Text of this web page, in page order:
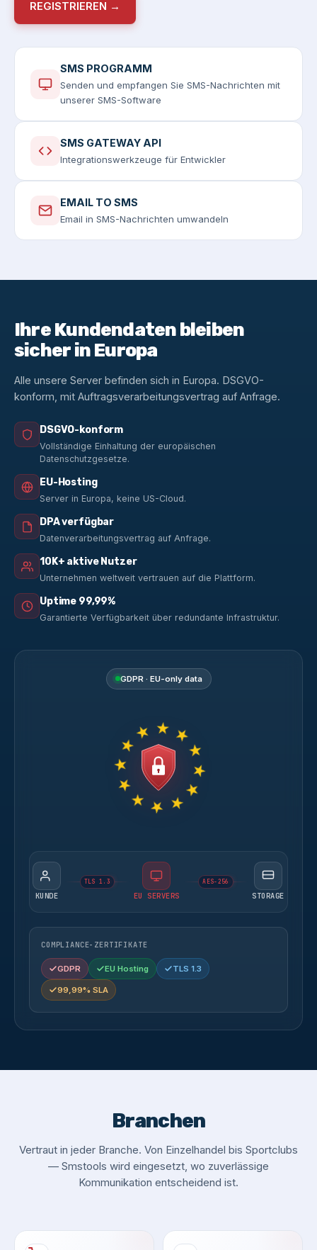
REGISTRIEREN →
SMS PROGRAMM
Senden und empfangen Sie SMS-Nachrichten mit
unserer SMS-Software
SMS GATEWAY API
Integrationswerkzeuge für Entwickler
EMAIL TO SMS
Email in SMS-Nachrichten umwandeln
Ihre Kundendaten bleiben
sicher in Europa
Alle unsere Server befinden sich in Europa. DSGVO-
konform, mit Auftragsverarbeitungsvertrag auf Anfrage.
DSGVO-konform
Vollständige Einhaltung der europäischen
Datenschutzgesetze.
EU-Hosting
Server in Europa, keine US-Cloud.
DPA verfügbar
Datenverarbeitungsvertrag auf Anfrage.
10K+ aktive Nutzer
Unternehmen weltweit vertrauen auf die Plattform.
Uptime 99,99%
Garantierte Verfügbarkeit über redundante Infrastruktur.
GDPR · EU-only data
KUNDE
TLS 1.3
EU SERVERS
AES-256
STORAGE
COMPLIANCE-ZERTIFIKATE
GDPR EU Hosting TLS 1.3
99,99% SLA
Branchen
Vertraut in jeder Branche. Von Einzelhandel bis Sportclubs
— Smstools wird eingesetzt, wo zuverlässige
Kommunikation entscheidend ist.